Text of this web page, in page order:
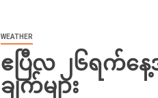
WEATHER
ဧပြီလ ၂၆ရက်န
ချက်များ